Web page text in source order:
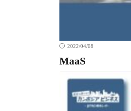
2022/04/08
MaaS